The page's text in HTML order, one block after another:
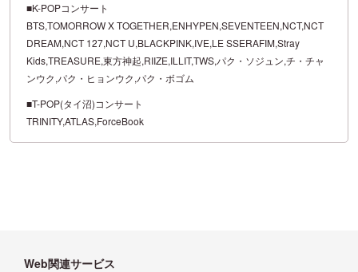
■K-POPコンサート
BTS,TOMORROW X TOGETHER,ENHYPEN,SEVENTEEN,NCT,NCT
DREAM,NCT 127,NCT U,BLACKPINK,IVE,LE SSERAFIM,Stray
Kids,TREASURE,東方神起,RIIZE,ILLIT,TWS,パク・ソジュン,チ・チャ
ンウク,パク・ヒョンウク,パク・ボゴム
■T-POP(タイ沼)コンサート
TRINITY,ATLAS,ForceBook
Web関連サービス